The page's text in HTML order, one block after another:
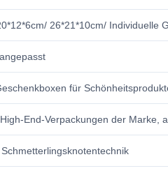
26*21*10cm/ Individuelle
für
End-Verpackungen der Marke,